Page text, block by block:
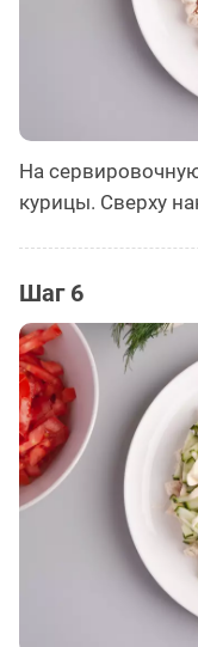
На
курицы. Сверху
Шаг 6